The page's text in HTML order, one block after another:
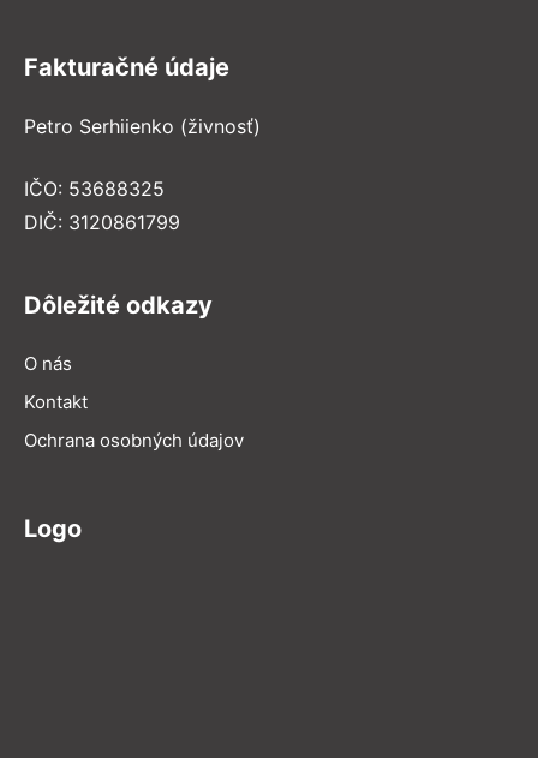
Fakturačné údaje
Petro Serhiienko (živnosť)
IČO: 53688325
DIČ: 3120861799
Dôležité odkazy
O nás
Kontakt
Ochrana osobných údajov
Logo